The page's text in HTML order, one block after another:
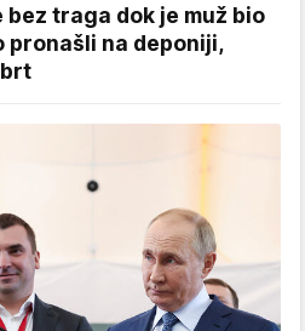
traga dok je muž bio
pronašli na deponiji,